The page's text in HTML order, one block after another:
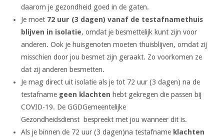
daarom je gezondheid goed in de gaten.
Je moet 72 uur (3 dagen) vanaf de testafnamethuis
blijven in isolatie, omdat je besmettelijk kunt zijn voor
anderen. Ook je huisgenoten moeten thuisblijven, omdat zij
misschien door jou besmet zijn geraakt. Zo voorkomen ze
dat zij anderen besmetten.
Je mag direct uit isolatie als je tot 72 uur (3 dagen) na de
testafname geen klachten hebt gekregen die passen bij
COVID-19. De GGDGemeentelijke
Gezondheidsdienst bespreekt met jou wanneer dit is.
Als je binnen de 72 uur (3 dagen)na testafname klachten